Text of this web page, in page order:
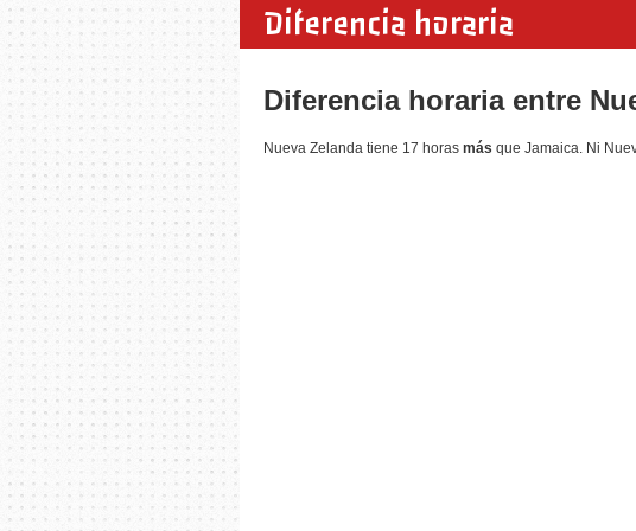
Diferencia horaria
Diferencia horaria entre
Nueva Zelanda tiene 17 horas más que Jamaica. Ni